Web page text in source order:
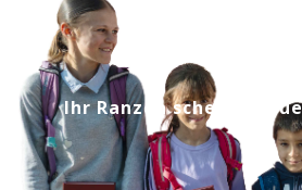
Ihr Ranzen schenkt